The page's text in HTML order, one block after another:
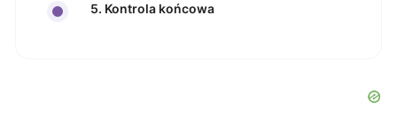
5. Kontrola końcowa